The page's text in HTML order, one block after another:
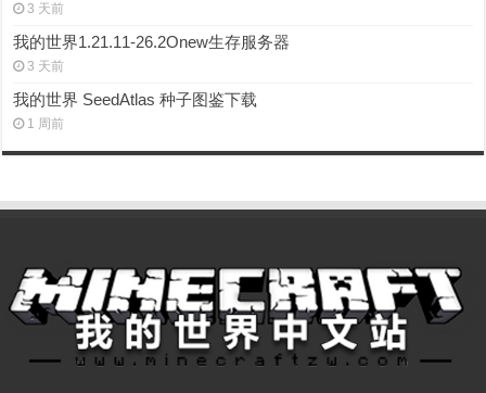
3 天前
我的世界1.21.11-26.2Onew生存服务器
3 天前
我的世界 SeedAtlas 种子图鉴下载
1 周前